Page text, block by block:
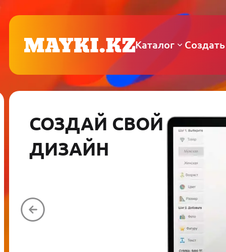
Каталог
СОЗДАЙ СВОЙ
ДИЗАЙН